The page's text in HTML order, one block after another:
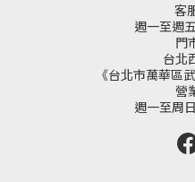
客
週一至週
門
台北
《台北市萬華區
營
週一至周